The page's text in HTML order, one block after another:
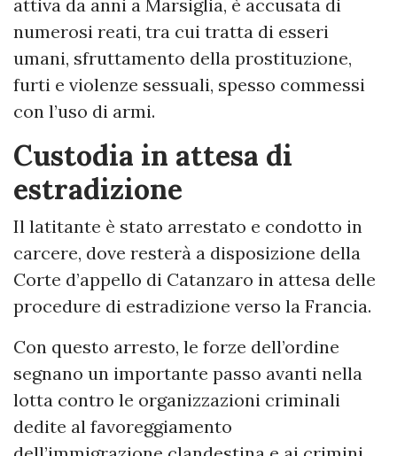
attiva da anni a Marsiglia, è accusata di
numerosi reati, tra cui tratta di esseri
umani, sfruttamento della prostituzione,
furti e violenze sessuali, spesso commessi
con l’uso di armi.
Custodia in attesa di
estradizione
Il latitante è stato arrestato e condotto in
carcere, dove resterà a disposizione della
Corte d’appello di Catanzaro in attesa delle
procedure di estradizione verso la Francia.
Con questo arresto, le forze dell’ordine
segnano un importante passo avanti nella
lotta contro le organizzazioni criminali
dedite al favoreggiamento